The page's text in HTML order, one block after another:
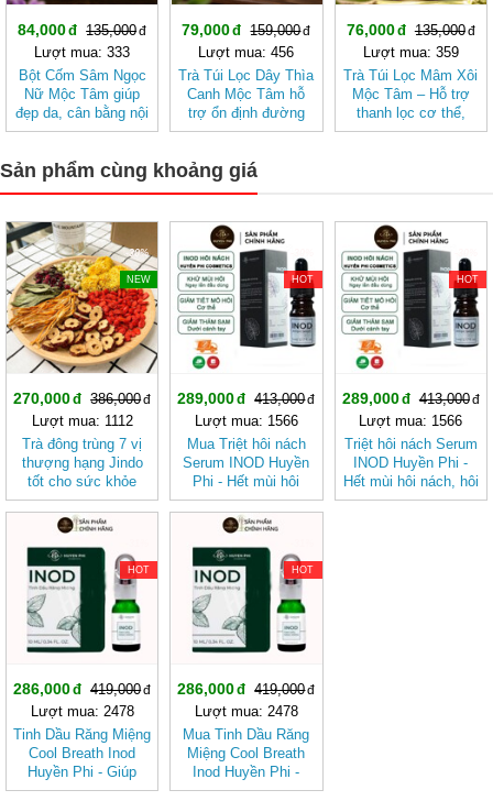
84,000
135,000
Lượt mua: 333
Bột Cốm Sâm Ngọc
Nữ Mộc Tâm giúp
đẹp da, cân bằng nội
tiết tố nữ
79,000
159,000
Lượt mua: 456
Trà Túi Lọc Dây Thìa
Canh Mộc Tâm hỗ
trợ ổn định đường
huyết
76,000
135,000
Lượt mua: 359
Trà Túi Lọc Mâm Xôi
Mộc Tâm – Hỗ trợ
thanh lọc cơ thể,
mang lại cảm giác
Sản phẩm cùng khoảng giá
-30%
NEW
270,000
386,000
Lượt mua: 1112
Trà đông trùng 7 vị
thượng hạng Jindo
tốt cho sức khỏe
HOT
289,000
413,000
Lượt mua: 1566
Mua Triệt hôi nách
Serum INOD Huyền
Phi - Hết mùi hôi
nách, hôi chân, hôi
cơ thể ngay từ lần
đầu sử dụng
HOT
289,000
413,000
Lượt mua: 1566
Triệt hôi nách Serum
INOD Huyền Phi -
Hết mùi hôi nách, hôi
chân, hôi cơ thể ngay
HOT
286,000
419,000
Lượt mua: 2478
Tinh Dầu Răng Miệng
Cool Breath Inod
Huyền Phi - Giúp
Giảm Sâu Răng, Hôi
HOT
286,000
419,000
Lượt mua: 2478
Mua Tinh Dầu Răng
Miệng Cool Breath
Inod Huyền Phi -
Giúp Giảm Sâu Răng,